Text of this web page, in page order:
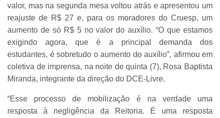
valor, mas na segunda mesa voltou atrás e apresentou um
reajuste de R$ 27 e, para os moradores do Cruesp, um
aumento de só R$ 5 no valor do auxílio. “O que estamos
exigindo agora, que é a principal demanda dos
estudantes, é sobretudo o aumento do auxílio”, afirmou em
coletiva de imprensa, na noite de quinta (7), Rosa Baptista
Miranda, integrante da direção do DCE-Livre.
“Esse processo de mobilização é na verdade uma
resposta à negligência da Reitoria. É uma resposta